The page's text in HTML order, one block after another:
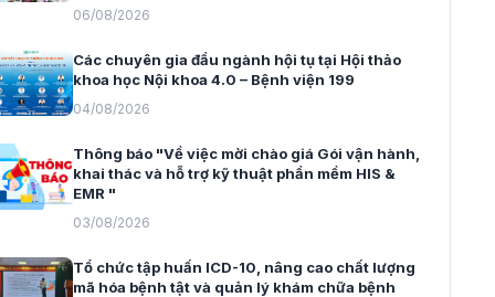
06/08/2026
Các chuyên gia đầu ngành hội tụ tại Hội thảo
khoa học Nội khoa 4.0 – Bệnh viện 199
04/08/2026
Thông báo "Về việc mời chào giá Gói vận hành,
khai thác và hỗ trợ kỹ thuật phần mềm HIS &
EMR "
03/08/2026
Tổ chức tập huấn ICD-10, nâng cao chất lượng
mã hóa bệnh tật và quản lý khám chữa bệnh